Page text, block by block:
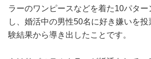
ラーのワンピースなどを着た10パタ
し、婚活中の男性50名に好き嫌いを
験結果から導き出したことです。